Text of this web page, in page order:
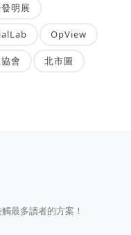
明展
OpView
會 北市圖
最多讀者的方案！